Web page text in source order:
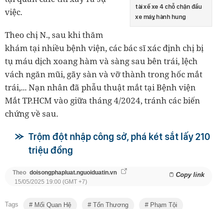
tài xế xe 4 chỗ chặn đầu
xe máy, hành hung
việc.
Theo chị N., sau khi thăm
khám tại nhiều bệnh viện, các bác sĩ xác định chị bị
tụ máu dịch xoang hàm và sàng sau bên trái, lệch
vách ngăn mũi, gãy sàn và vỡ thành trong hốc mắt
trái,... Nạn nhân đã phẫu thuật mắt tại Bệnh viện
Mắt TP.HCM vào giữa tháng 4/2024, tránh các biến
chứng về sau.
Trộm đột nhập công sở, phá két sắt lấy 210
triệu đồng
Theo doisongphapluat.nguoiduatin.vn Copy link
15/05/2025 19:00 (GMT +7)
Tags Mối Quan Hệ Tổn Thương Phạm Tội